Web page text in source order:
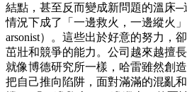
結點，甚至反而變成新問題的溫床
情況下成了「一邊救火，一邊縱火
arsonist）。這些出於好意的努力，
茁壯和競爭的能力。公司越來越擅
就像博德研究所一樣，哈雷雖然創
把自己推向陷阱，面對滿滿的混亂